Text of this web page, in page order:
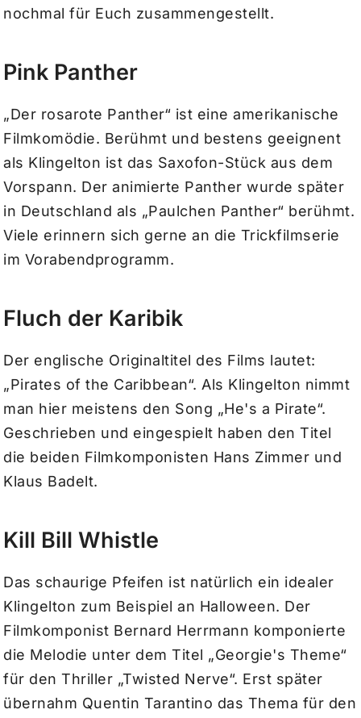
nochmal für Euch zusammengestellt.
Pink Panther
„Der rosarote Panther“ ist eine amerikanische
Filmkomödie. Berühmt und bestens geeignent
als Klingelton ist das Saxofon-Stück aus dem
Vorspann. Der animierte Panther wurde später
in Deutschland als „Paulchen Panther“ berühmt.
Viele erinnern sich gerne an die Trickfilmserie
im Vorabendprogramm.
Fluch der Karibik
Der englische Originaltitel des Films lautet:
„Pirates of the Caribbean“. Als Klingelton nimmt
man hier meistens den Song „He's a Pirate“.
Geschrieben und eingespielt haben den Titel
die beiden Filmkomponisten Hans Zimmer und
Klaus Badelt.
Kill Bill Whistle
Das schaurige Pfeifen ist natürlich ein idealer
Klingelton zum Beispiel an Halloween. Der
Filmkomponist Bernard Herrmann komponierte
die Melodie unter dem Titel „Georgie's Theme“
für den Thriller „Twisted Nerve“. Erst später
übernahm Quentin Tarantino das Thema für den